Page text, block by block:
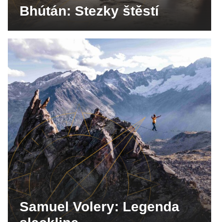
Bhútán: Stezky štěstí
Samuel Volery: Legenda